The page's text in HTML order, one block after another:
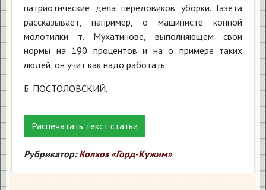
патриотические дела передовиков уборки. Газета
рассказывает, например, о машинисте конной
молотилки т. Мухатинове, выполняющем свои
нормы на 190 процентов и на о примере таких
людей, он учит как надо работать.
Б. ПОСТОЛОВСКИЙ.
Распечатать текст статьи
Рубрикатор: Колхоз «Горд-Кужим»